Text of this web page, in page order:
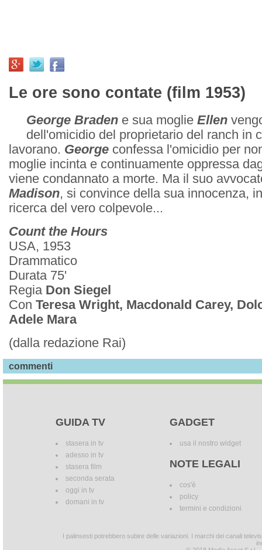
Le ore sono contate (film 1953)
George Braden e sua moglie Ellen
dell'omicidio del proprietario del ranch in
lavorano. George confessa l'omicidio per
moglie incinta e continuamente oppressa
viene condannato a morte. Ma il suo
Madison, si convince della sua innocenza,
ricerca del vero colpevole...
Count the Hours
USA, 1953
Drammatico
Durata 75'
Regia Don Siegel
Con Teresa Wright, Macdonald Carey,
Adele Mara
(dalla redazione Rai)
commenti
GUIDA TV
stasera in tv
adesso in tv
stasera film
seconda serata
oggi in tv
domani in tv
GADGET
usa il nostro widget
NOTE LEGALI
cos'è
policy
termini e condizioni
I palinsesti potrebbero subire delle variazioni. I marchi dei canali